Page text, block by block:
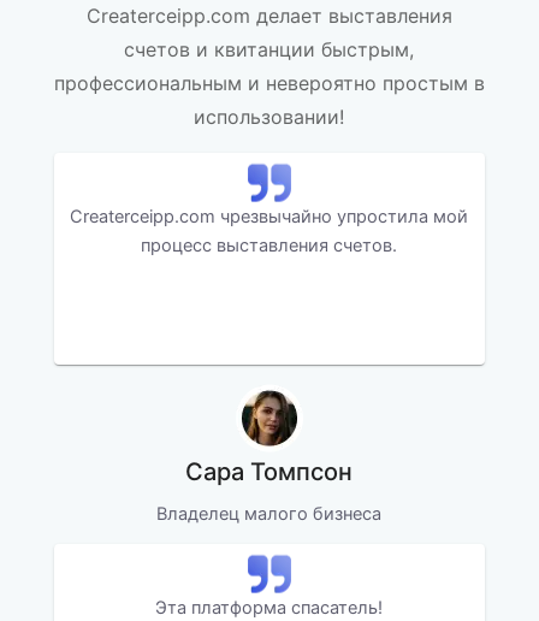
Createrceipp.com делает выставления
счетов и квитанции быстрым,
профессиональным и невероятно простым в
использовании!
Createrceipp.com чрезвычайно упростила мой
процесс выставления счетов.
Сара Томпсон
Владелец малого бизнеса
Эта платформа спасатель!